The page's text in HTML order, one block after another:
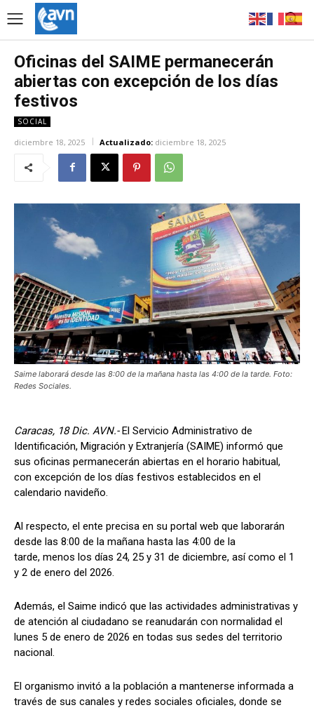
Oficinas del SAIME permanecerán
abiertas con excepción de los días
festivos
SOCIAL
diciembre 18, 2025 Actualizado: diciembre 18, 2025
Saime laborará desde las 8:00 de la mañana hasta las 4:00 de la tarde. Foto:
Redes Sociales.
Caracas, 18 Dic. AVN.- El Servicio Administrativo de
Identificación, Migración y Extranjería (SAIME) informó que
sus oficinas permanecerán abiertas en el horario habitual,
con excepción de los días festivos establecidos en el
calendario navideño.
Al respecto, el ente precisa en su portal web que laborarán
desde las 8:00 de la mañana hasta las 4:00 de la
tarde, menos los días 24, 25 y 31 de diciembre, así como el 1
y 2 de enero del 2026.
Además, el Saime indicó que las actividades administrativas y
de atención al ciudadano se reanudarán con normalidad el
lunes 5 de enero de 2026 en todas sus sedes del territorio
nacional.
El organismo invitó a la población a mantenerse informada a
través de sus canales y redes sociales oficiales, donde se